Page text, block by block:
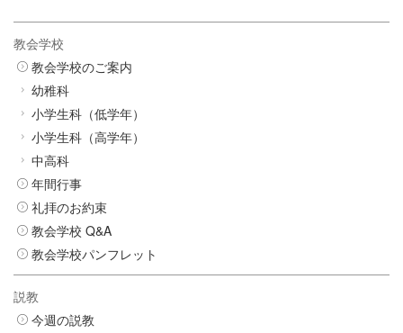
教会学校
教会学校のご案内
幼稚科
小学生科（低学年）
小学生科（高学年）
中高科
年間行事
礼拝のお約束
教会学校 Q&A
教会学校パンフレット
説教
今週の説教